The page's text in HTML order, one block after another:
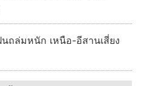
ถล่มหนัก เหนือ-อีสานเสี่ยง